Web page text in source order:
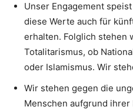
Unser Engagement
diese Werte auch für
erhalten. Folglich stehen
Totalitarismus, ob
oder Islamismus. Wir
Wir stehen gegen die
Menschen aufgrund ihrer